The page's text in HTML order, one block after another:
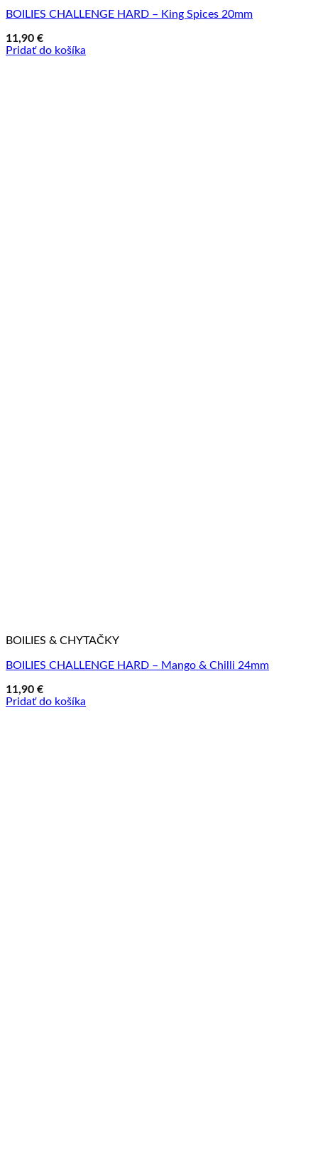
BOILIES CHALLENGE HARD – King Spices 20mm
11,90 €
Pridať do košíka
BOILIES & CHYTAČKY
BOILIES CHALLENGE HARD – Mango & Chilli 24mm
11,90 €
Pridať do košíka